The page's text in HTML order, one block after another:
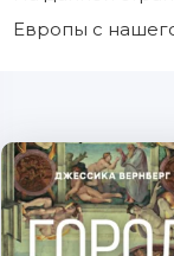
Европы с